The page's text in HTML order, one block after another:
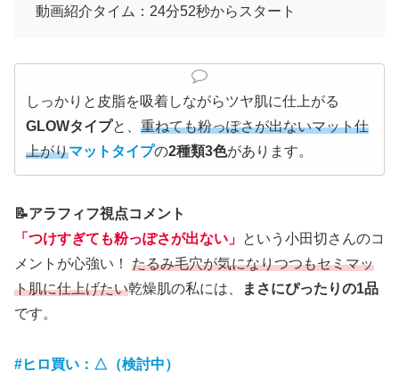
動画紹介タイム：24分52秒からスタート
しっかりと皮脂を吸着しながらツヤ肌に仕上がる
GLOWタイプと、 重ねても粉っぽさが出ないマット仕
上がりマットタイプの2種類3色があります。
📝アラフィフ視点コメント
「つけすぎても粉っぽさが出ない」 という小田切さんのコ
メントが心強い！ たるみ毛穴が気になりつつもセミマッ
ト肌に仕上げたい乾燥肌の私には、
まさにぴったりの1品
です。
#ヒロ買い：△（検討中）